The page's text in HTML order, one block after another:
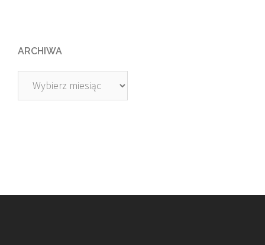
ARCHIWA
Archiwa